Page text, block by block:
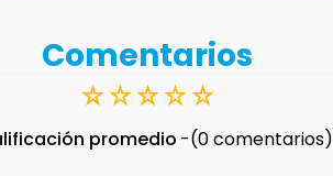
Comentarios
☆☆☆☆☆
promedio
(0 comentarios)